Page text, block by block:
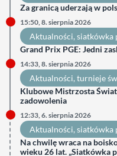
Za granicą uderzają w
15:50, 8. sierpnia 2026
Aktualności, siatkówka
Grand Prix PGE: Jedni
14:33, 8. sierpnia 2026
Aktualności, turnieje
Klubowe Mistrzosta
zadowolenia
12:33, 6. sierpnia 2026
Aktualności, siatkówka
Na chwilę wraca na
wieku 26 lat. „Siatkówka